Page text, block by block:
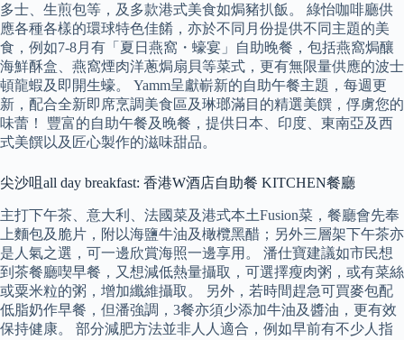
多士、生煎包等，及多款港式美食如焗豬扒飯。 綠怡咖啡廳供
應各種各樣的環球特色佳餚，亦於不同月份提供不同主題的美
食，例如7-8月有「夏日燕窩・蠔宴」自助晚餐，包括燕窩焗釀
海鮮酥盒、燕窩煙肉洋蔥焗扇貝等菜式，更有無限量供應的波士
頓龍蝦及即開生蠔。 Yamm呈獻嶄新的自助午餐主題，每週更
新，配合全新即席烹調美食區及琳瑯滿目的精選美饌，俘虜您的
味蕾！ 豐富的自助午餐及晚餐，提供日本、印度、東南亞及西
式美饌以及匠心製作的滋味甜品。
尖沙咀all day breakfast: 香港W酒店自助餐 KITCHEN餐廳
主打下午茶、意大利、法國菜及港式本土Fusion菜，餐廳會先奉
上麵包及脆片，附以海鹽牛油及橄欖黑醋；另外三層架下午茶亦
是人氣之選，可一邊欣賞海照一邊享用。 潘仕寶建議如市民想
到茶餐廳喫早餐，又想減低熱量攝取，可選擇瘦肉粥，或有菜絲
或粟米粒的粥，增加纖維攝取。 另外，若時間趕急可買麥包配
低脂奶作早餐，但潘強調，3餐亦須少添加牛油及醬油，更有效
保持健康。 部分減肥方法並非人人適合，例如早前有不少人指